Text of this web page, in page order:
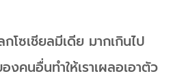
โซเชียลมีเดีย มากเกินไป
คนอื่นทำให้เราเผลอเอาตัว